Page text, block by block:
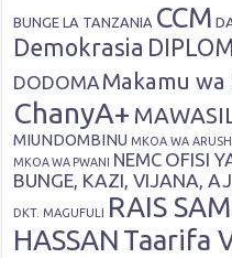
BUNGE LA TANZANIA CCM
Demokrasia
DODOMA Makamu wa
ChanyA+
MIUNDOMBINU MKOA WA
MKOA WA PWANI NEMC OFISI
BUNGE, KAZI, VIJANA,
DKT. MAGUFULI
RAIS
HASSAN Taarifa